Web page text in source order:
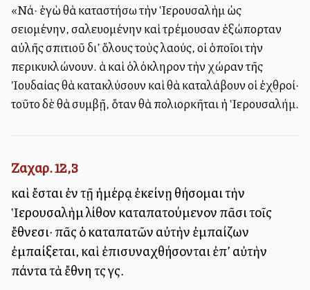
«Νά· ἐγὼ θὰ καταστήσω τὴν Ἱερουσαλὴμ ὡς
σειομένην, σαλευομένην καὶ τρέμουσαν ἐξώπορταν
αὐλῆς σπιτιοῦ δι’ ὅλους τοὺς λαούς, οἱ ὁποῖοι τὴν
περικυκλώνουν. Ἀλλὰ καὶ ὁλόκληρον τὴν χώραν τῆς
Ἰουδαίας θὰ κατακλύσουν καὶ θὰ καταλάβουν οἱ ἐχθροί·
τοῦτο δὲ θὰ συμβῇ, ὅταν θὰ πολιορκῆται ἡ Ἱερουσαλήμ.
Ζαχαρ. 12,3
καὶ ἔσται ἐν τῇ ἡμέρᾳ ἐκείνῃ θήσομαι τὴν
Ἱερουσαλὴμ λίθον καταπατούμενον πᾶσι τοῖς
ἔθνεσι· πᾶς ὁ καταπατῶν αὐτὴν ἐμπαίζων
ἐμπαίξεται, καὶ ἐπισυναχθήσονται ἐπ’ αὐτὴν
πάντα τὰ ἔθνη τῆς γῆς.